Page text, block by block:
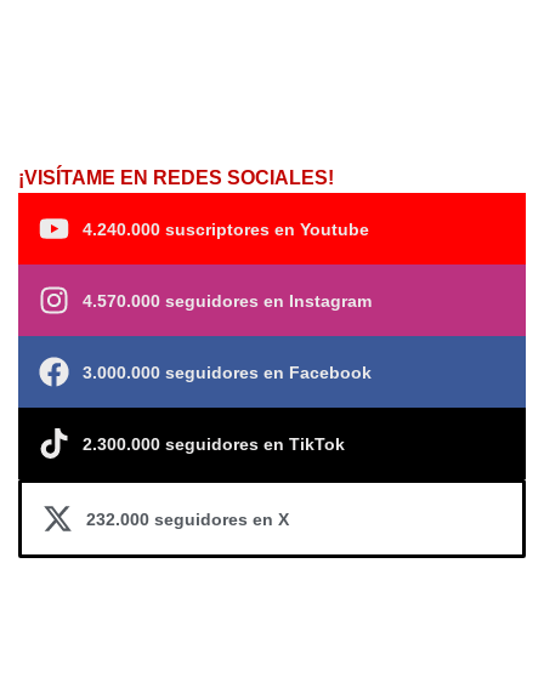
¡VISÍTAME EN REDES SOCIALES!
4.240.000 suscriptores en Youtube
4.570.000 seguidores en Instagram
3.000.000 seguidores en Facebook
2.300.000 seguidores en TikTok
232.000 seguidores en X